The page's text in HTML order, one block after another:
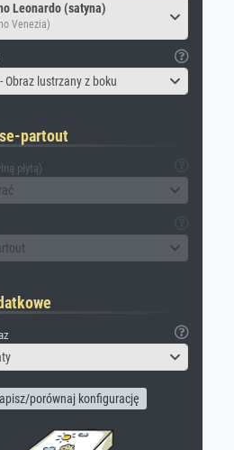
Leonardo (satyna)
Venezia)
Obraz lustrzany z boku
partout
płytą)
porównaj konfigurację